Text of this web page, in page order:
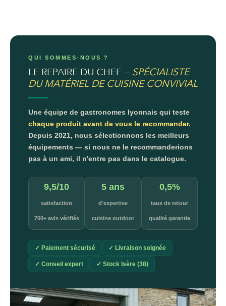
QUI SOMMES-NOUS ?
LE REPAIRE DU CHEF — SPÉCIALISTE
DU MATÉRIEL DE CUISINE CONVIVIAL
Une équipe de gastronomes lyonnais qui teste
chaque produit avant de vous le recommander.
Depuis 2021, nous sélectionnons les meilleurs
équipements — si nous ne le recommanderions
pas à un ami, il n'entre pas dans le catalogue.
9,5/10
satisfaction
700+ avis vérifiés
5 ans
d'expertise
cuisine outdoor
0,5%
taux de retour
qualité garantie
✓ Paiement sécurisé ✓ Livraison soignée
✓ Conseil expert ✓ Stock Isère (38)